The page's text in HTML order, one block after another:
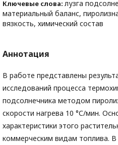
Ключевые слова: лузга
материальный баланс,
вязкость, химический состав
Аннотация
В работе представлены
исследований процесса
подсолнечника методом
скорости нагрева 10 °С/мин.
характеристики этого
коммерческим видам топлива.